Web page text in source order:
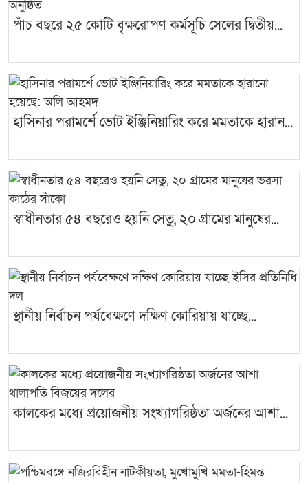
পাঁচ বছরে ২৫ কোটি বৃক্ষরোপণ কর্মসূচি সেলের দ্বিতীয়...
হাসিনার পরামর্শে ভোট ইঞ্জিনিয়ারিং করে মমতাকে হারান...
স্বাধীনতার ৫৪ বছরেও হয়নি সেতু, ২০ গ্রামের মানুষের...
স্থানীয় নির্বাচন পর্যবেক্ষণে দক্ষিণ কোরিয়ায় যাচ্ছে...
কালকের মধ্যে প্রয়োজনীয় সংখ্যাগরিষ্ঠতা অর্জনের আশা...